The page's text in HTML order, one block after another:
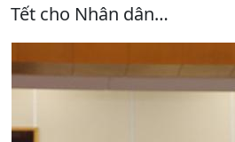
Tết cho Nhân dân…